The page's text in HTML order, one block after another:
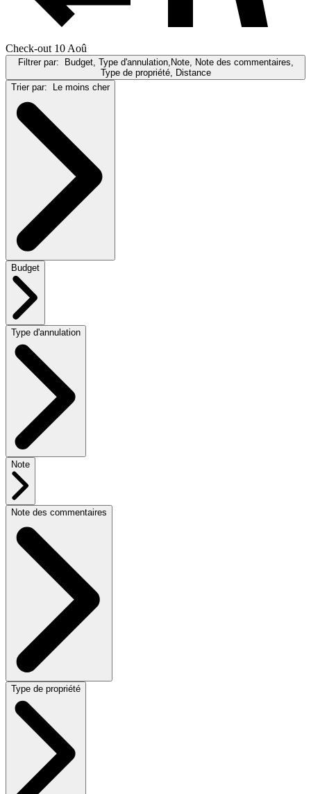
Check-out 10 Aoû
Filtrer par: Budget, Type d'annulation,Note, Note des commentaires,
Type de propriété, Distance
Trier par: Le moins cher
Budget
Type d'annulation
Note
Note des commentaires
Type de propriété